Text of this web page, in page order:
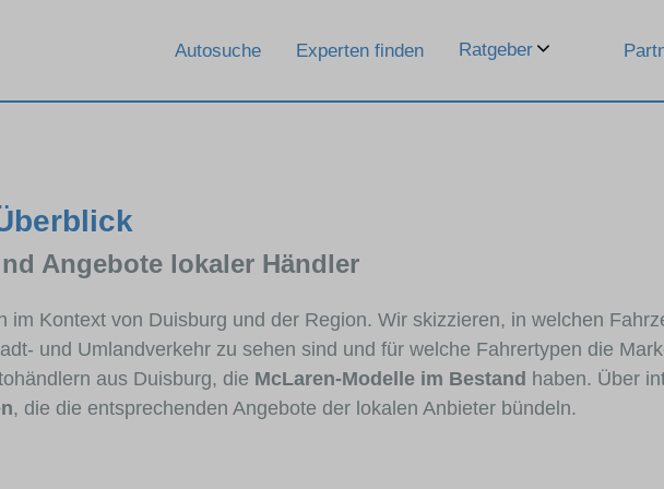
Autosuche Experten finden Ratgeber
Angebote lokaler Händler
im Kontext von Duisburg und der Region. Wir skizzieren, in welchen
und Umlandverkehr zu sehen sind und für welche Fahrertypen die
aus Duisburg, die McLaren-Modelle im Bestand haben. Über
, die die entsprechenden Angebote der lokalen Anbieter bündeln.